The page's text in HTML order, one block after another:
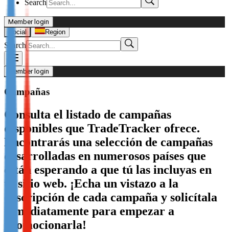
Search
I’m Advertiser
Login
Not already our Advertiser?
I’m Publisher
Login
Not already our Publisher?
Sign up here
Member login
Social
Region
Search
Member login
Campañas
Consulta el listado de campañas
disponibles que TradeTracker ofrece.
Encontrarás una selección de campañas
desarrolladas en numerosos países que
están esperando a que tú las incluyas en
tu sitio web. ¡Echa un vistazo a la
descripción de cada campaña y solicítala
inmediatamente para empezar a
promocionarla!